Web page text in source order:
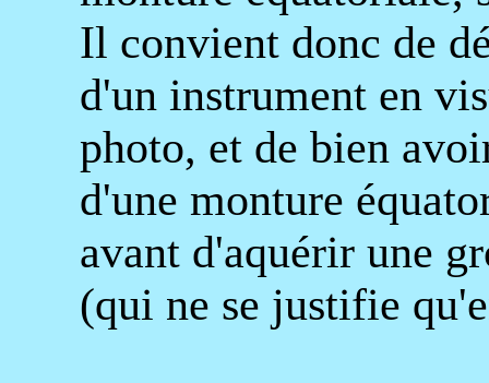
Il convient donc de
d'un instrument en
photo, et de bien
d'une monture
avant d'aquérir une
(qui ne se justifie